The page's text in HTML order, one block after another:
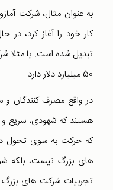
به عنوان مثال، شرکت
کار خود را آغاز کرد، در
50 میلیارد دلار دارد.
در واقع مصرف کنندگان
هستند که شهودی، سریع
که حرکت به سوی تحول
های بزرگ نیست، بلکه
تجربیات شرکت های بزرگ